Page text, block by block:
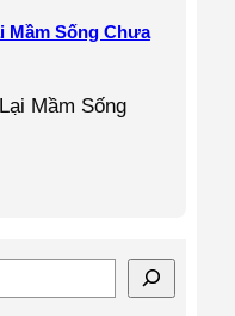
Mầm Sống Chưa
Mầm Sống